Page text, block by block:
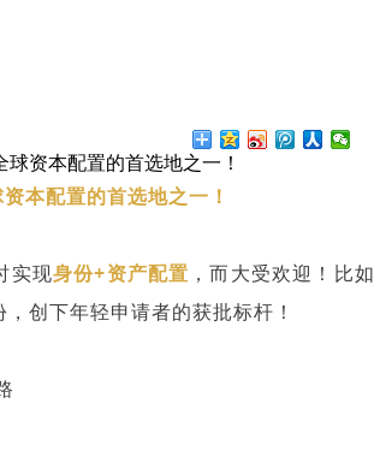
资本配置的首选地之一！
本配置的首选地之一！
实现身份+资产配置 ，而大受欢迎！比如
创下年轻申请者的获批标杆！